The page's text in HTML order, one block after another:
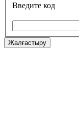
Введите код
Жалғастыру